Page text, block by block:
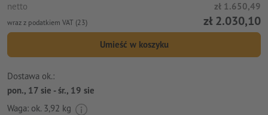
netto zł 1.650,49
wraz z podatkiem VAT (23) zł 2.030,10
Umieść w koszyku
Dostawa ok.:
pon., 17 sie - śr., 19 sie
Waga: ok. 3,92 kg